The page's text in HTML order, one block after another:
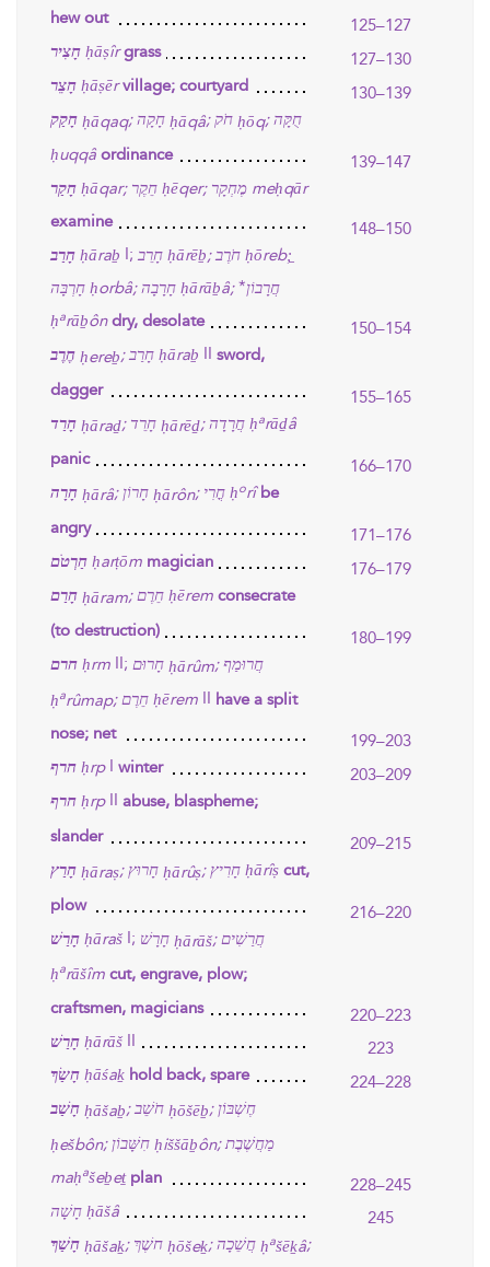
hew out
125–127
חָצִיר ḥāṣîr grass
127–130
חָצֵר ḥāṣēr village; courtyard
130–139
חָקַק ḥāqaq; חָקָה ḥāqâ; חֹק ḥōq; חֻקָּה
ḥuqqâ ordinance
139–147
חָקַר ḥāqar; חֵקֶר ḥēqer; מֶחְקָר meḥqār
examine
148–150
חָרַב ḥāraḇ I; חָרֵב ḥārēḇ; חֹרֶב ḥōreb;̱
חָרְבָּה ḥorbâ; חָרָבָה ḥārāḇâ;*חֲרָבוֹן
ḥarāḇôn dry, desolate
150–154
חֶרֶב ḥereḇ; חָרַב ḥāraḇ II sword,
dagger
155–165
חָרַד ḥāraḏ; חָרֵד ḥārēḏ; חֲרָדָה ḥarāḏâ
panic
166–170
חָרָה ḥārâ; חָרוֹן ḥārôn; חֳרִי ḥorî be
angry
171–176
חַרְטֹם ḥarṭōm magician
176–179
חָרַם ḥāram; חֵרֶם ḥērem consecrate
(to destruction)
180–199
חרם ḥrm II; חָרוּם ḥārûm; חֲרוּמַף
ḥarûmap; חֵרֶם ḥērem II have a split
nose; net
199–203
חרף ḥrpI winter
203–209
חרף ḥrpII abuse, blaspheme;
slander
209–215
חָרַץ ḥāraṣ; חָרוּץ ḥārûṣ; חָרִיץ ḥārîṣ cut,
plow
216–220
חָרַשׁ ḥāraš I; חָרָשׁ ḥārāš; חֲרַשִׁים
ḥarāšîm cut, engrave, plow;
craftsmen, magicians
220–223
חָרַשׁ ḥārāš II
223
חָשַׂךְ ḥāśaḵ hold back, spare
224–228
חָשַׁב ḥāšaḇ; חֹשֵׁב ḥōšēḇ; חֶשְׁבּוֹן
ḥešbôn; חִשָּׁבוֹן ḥiššāḇôn; מַחֲשֶׁבֶת
maḥašeḇeṯ plan
228–245
חָשָׁה ḥāšâ
245
חָשַׁךְ ḥāšaḵ; חשֶׁךְ ḥōšeḵ; חֲשֵׁכָה ḥašēḵâ;